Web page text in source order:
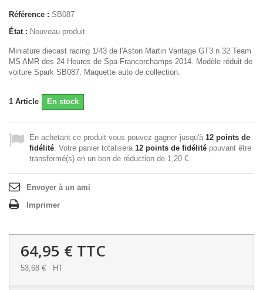
Référence : SB087
État : Nouveau produit
Miniature diecast racing 1/43 de l'Aston Martin Vantage GT3 n 32 Team
MS AMR des 24 Heures de Spa Francorchamps 2014. Modèle réduit de
voiture Spark SB087. Maquette auto de collection.
1 Article En stock
En achetant ce produit vous pouvez gagner jusqu'à 12 points de
fidélité. Votre panier totalisera 12 points de fidélité pouvant être
transformé(s) en un bon de réduction de 1,20 €.
Envoyer à un ami
Imprimer
64,95 € TTC
53,68 € HT